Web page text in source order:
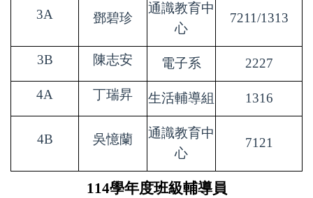
3A 鄧碧珍
通識教育中
心
7211/1313
3B 陳志安 電子系 2227
4A 丁瑞昇 生活輔導組 1316
4B 吳憶蘭
通識教育中
心
7121
114學年度班級輔導員